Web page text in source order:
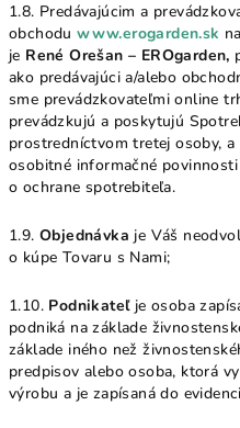
1.8. Predávajúcim a
obchodu www.erogarden.sk
je René Orešan – EROgarden,
ako predávajúci a/alebo
sme prevádzkovateľmi online
prevádzkujú a poskytujú
prostredníctvom tretej osoby, a
osobitné informačné
o ochrane spotrebiteľa.
1.9. Objednávka je Váš
o kúpe Tovaru s Nami;
1.10. Podnikateľ je osoba
podniká na základe
základe iného než
predpisov alebo osoba, ktorá
výrobu a je zapísaná do